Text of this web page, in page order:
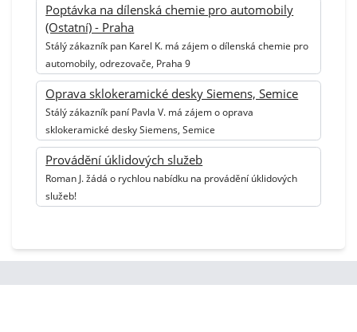
Poptávka na dílenská chemie pro automobily
(Ostatní) - Praha
Stálý zákazník pan Karel K. má zájem o dílenská chemie pro
automobily, odrezovače, Praha 9
Oprava sklokeramické desky Siemens, Semice
Stálý zákazník paní Pavla V. má zájem o oprava
sklokeramické desky Siemens, Semice
Provádění úklidových služeb
Roman J. žádá o rychlou nabídku na provádění úklidových
služeb!